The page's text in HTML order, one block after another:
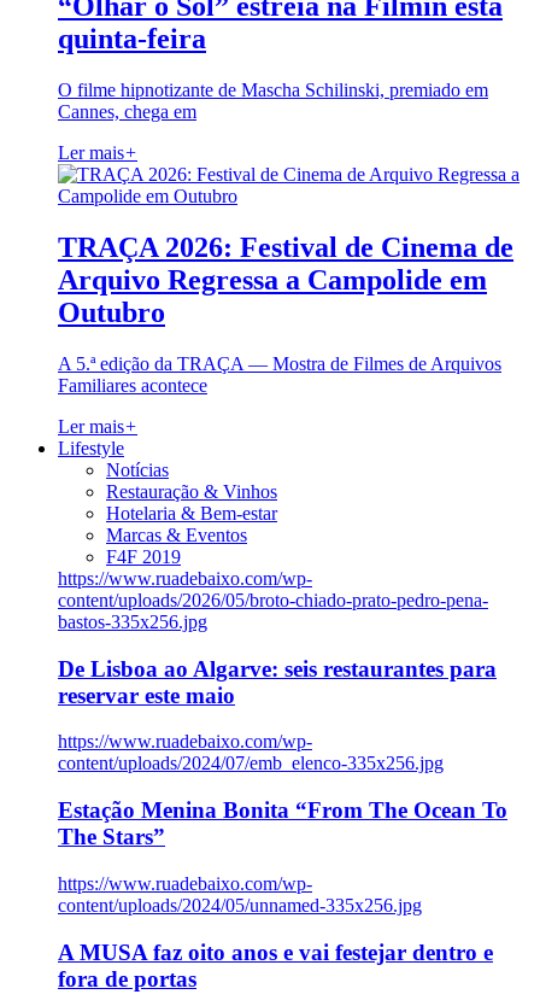
“Olhar o Sol” estreia na Filmin esta
quinta-feira
O filme hipnotizante de Mascha Schilinski, premiado em
Cannes, chega em
Ler mais+
TRAÇA 2026: Festival de Cinema de
Arquivo Regressa a Campolide em
Outubro
A 5.ª edição da TRAÇA — Mostra de Filmes de Arquivos
Familiares acontece
Ler mais+
Lifestyle
Notícias
Restauração & Vinhos
Hotelaria & Bem-estar
Marcas & Eventos
F4F 2019
https://www.ruadebaixo.com/wp-
content/uploads/2026/05/broto-chiado-prato-pedro-pena-
bastos-335x256.jpg
De Lisboa ao Algarve: seis restaurantes para
reservar este maio
https://www.ruadebaixo.com/wp-
content/uploads/2024/07/emb_elenco-335x256.jpg
Estação Menina Bonita “From The Ocean To
The Stars”
https://www.ruadebaixo.com/wp-
content/uploads/2024/05/unnamed-335x256.jpg
A MUSA faz oito anos e vai festejar dentro e
fora de portas